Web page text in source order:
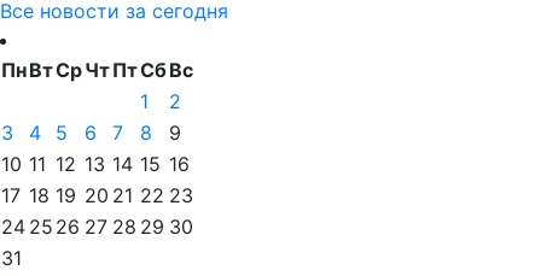
Все новости за сегодня
ПнВтСрЧтПтСбВс
1
2
3
4 5 6 7 8
9
10 11 12 13 14 15 16
17 18 19 20 21 22 23
24 25 26 27 28 29 30
31